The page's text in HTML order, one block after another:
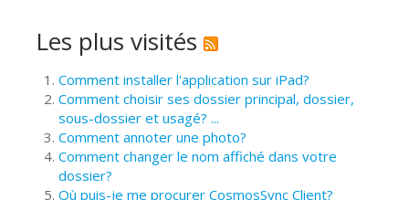
Les plus visités
Comment installer l'application sur iPad?
Comment choisir ses dossier principal, dossier,
sous-dossier et usagé? ...
Comment annoter une photo?
Comment changer le nom affiché dans votre
dossier?
Où puis-je me procurer CosmosSync Client?